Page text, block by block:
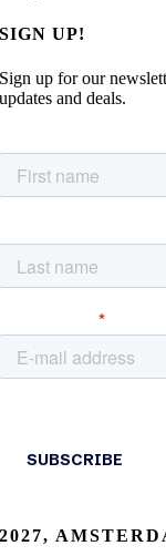
SIGN UP!
Sign up for our
updates and deals.
2027,